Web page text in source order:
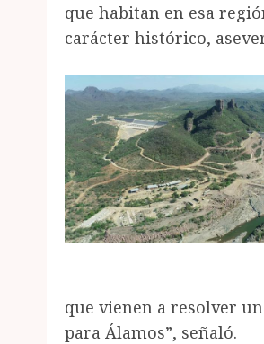
que habitan en esa
carácter histórico,
que vienen a resolver
para Álamos”, señaló.